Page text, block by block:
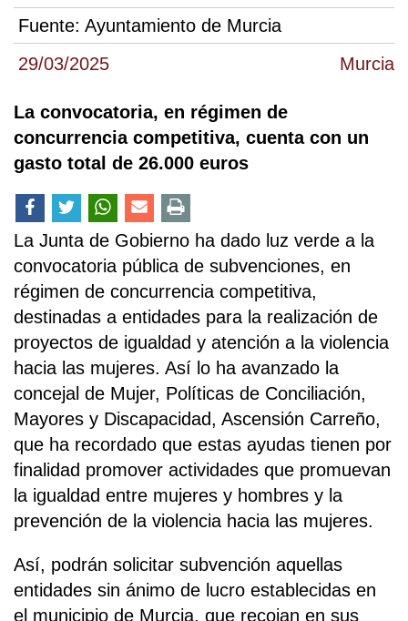
29/03/2025 Murcia
Fuente: Ayuntamiento de Murcia
La convocatoria, en régimen de
concurrencia competitiva, cuenta con un
gasto total de 26.000 euros
La Junta de Gobierno ha dado luz verde a la
convocatoria pública de subvenciones, en
régimen de concurrencia competitiva,
destinadas a entidades para la realización de
proyectos de igualdad y atención a la violencia
hacia las mujeres. Así lo ha avanzado la
concejal de Mujer, Políticas de Conciliación,
Mayores y Discapacidad, Ascensión Carreño,
que ha recordado que estas ayudas tienen por
finalidad promover actividades que promuevan
la igualdad entre mujeres y hombres y la
prevención de la violencia hacia las mujeres.
Así, podrán solicitar subvención aquellas
entidades sin ánimo de lucro establecidas en
el municipio de Murcia, que recojan en sus